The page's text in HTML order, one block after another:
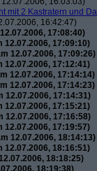
mit 2 Kastratern und
16:42:47)
17:08:40)
12.07.2006, 17:09:10)
12.07.2006, 17:09:26)
12.07.2006, 17:12:41)
12.07.2006, 17:14:14)
12.07.2006, 17:14:23)
12.07.2006, 17:14:31)
12.07.2006, 17:15:21)
12.07.2006, 17:16:58)
12.07.2006, 17:19:57)
12.07.2006, 18:14:13)
12.07.2006, 18:16:51)
18:18:25)
18:19:38)